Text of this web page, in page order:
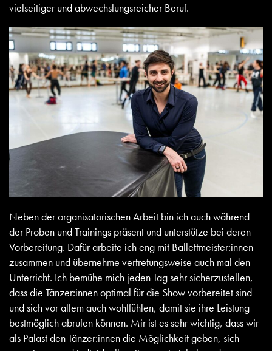
vielseitiger und abwechslungsreicher Beruf.
Neben der organisatorischen Arbeit bin ich auch während
der Proben und Trainings präsent und unterstütze bei deren
Vorbereitung. Dafür arbeite ich eng mit Ballettmeister:innen
zusammen und übernehme vertretungsweise auch mal den
Unterricht. Ich bemühe mich jeden Tag sehr sicherzustellen,
dass die Tänzer:innen optimal für die Show vorbereitet sind
und sich vor allem auch wohlfühlen, damit sie ihre Leistung
bestmöglich abrufen können. Mir ist es sehr wichtig, dass wir
als Palast den Tänzer:innen die Möglichkeit geben, sich